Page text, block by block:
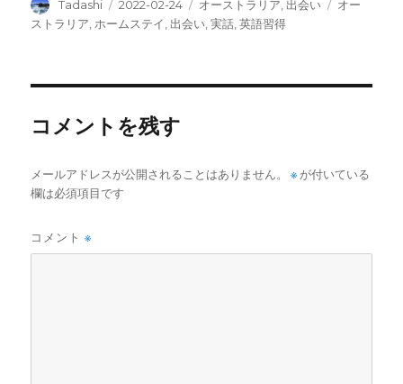
投
稿
Tadashi
投
稿
2022-02-24
カ
テ
オーストラリア 出会い
タ
オー
ストラリア,ホームステイ, 出会い,実話,英語習得
コメントを残す
メールアドレスが公開されることはありません。 ※ が付いている
欄は必須項目です
コメント※